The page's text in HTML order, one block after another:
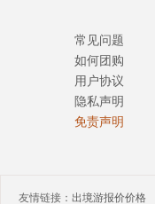
常见问题
如何团购
用户协议
隐私声明
免责声明
友情链接： 出境游报价价格